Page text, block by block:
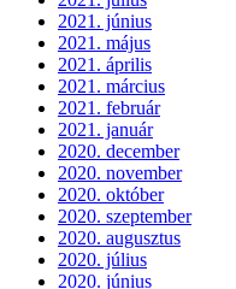
2021. június
2021. május
2021. április
2021. március
2021. február
2021. január
2020. december
2020. november
2020. október
2020. szeptember
2020. augusztus
2020. július
2020. június